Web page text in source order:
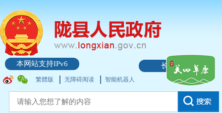
本网站支持IPv6 长者模式
繁體版 无障碍阅读 智能机器人